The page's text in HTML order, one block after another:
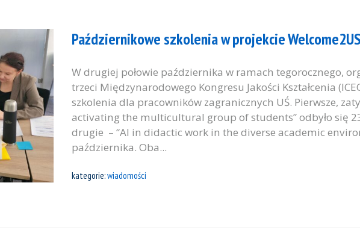
Październikowe szkolenia w projekcie Welcome2US
W drugiej połowie października w ramach tegorocznego,
trzeci Międzynarodowego Kongresu Jakości Kształcenia
szkolenia dla pracowników zagranicznych UŚ. Pierwsze,
activating the multicultural group of students” odbyło się
drugie – “AI in didactic work in the diverse academic
października. Oba...
kategorie:wiadomości